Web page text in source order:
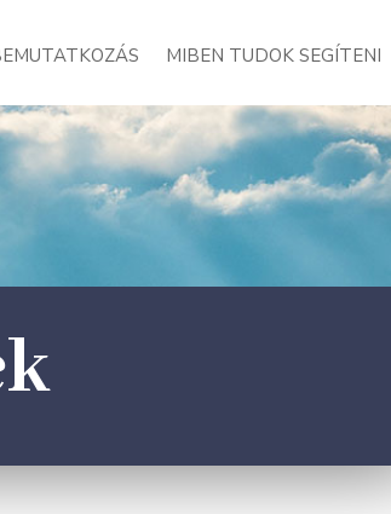
MIBEN TUDOK SEGÍTENI